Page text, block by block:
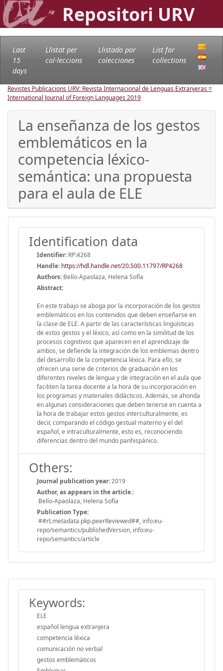
Repositori URV
Last
15
days
Llistat per
col·leccions
Llistado por
colecciones
List for
collections
Revistes Publicacions URV: Revista Internacional de Lenguas Extranjeras =
International Journal of Foreign Languages2019
La enseñanza de los gestos
emblemáticos en la
competencia léxico-
semántica: una propuesta
para el aula de ELE
Identification data
Identifier: RP:4268
Handle: https://hdl.handle.net/20.500.11797/RP4268
Authors: Belío-Apaolaza, Helena Sofía
Abstract:
En este trabajo se aboga por la incorporación de los gestos
emblemáticos en los contenidos que deben enseñarse en
la clase de ELE. A partir de las características lingüísticas
de estos gestos y el léxico, así como en la similitud de los
procesos cognitivos que aparecen en el aprendizaje de
ambos, se defiende la integración de los emblemas dentro
del desarrollo de la competencia léxica. Para ello, se
ofrecen una serie de criterios de graduación en los
diferentes niveles de lengua y de integración en el aula que
faciliten la tarea docente a la hora de su incorporación en
los programas y materiales didácticos. Además, se ahonda
en algunas consideraciones que deben tenerse en cuenta a
la hora de trabajar estos gestos interculturalmente, es
decir, comparando el código gestual materno y el del
español, e intraculturalmente, esto es, reconociendo
diferencias dentro del mundo panhispánico.
Others:
Journal publication year:2019
Author, as appears in the article.:
Belío-Apaolaza, Helena Sofía
Publication Type:
##rt.metadata.pkp.peerReviewed##, info:eu-
repo/semantics/publishedVersion, info:eu-
repo/semantics/article
Keywords:
ELE
español lengua extranjera
competencia léxica
comunicación no verbal
gestos emblemáticos